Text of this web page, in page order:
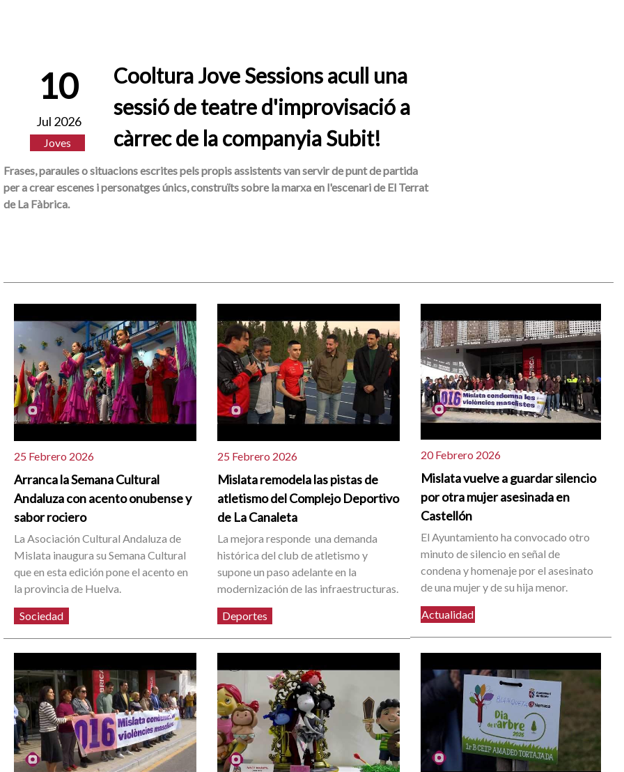
10
Jul 2026
Joves
Cooltura Jove Sessions acull una
sessió de teatre d'improvisació a
càrrec de la companyia Subit!
Frases, paraules o situacions escrites pels propis assistents van servir de punt de partida
per a crear escenes i personatges únics, construïts sobre la marxa en l'escenari de El Terrat
de La Fàbrica.
25 Febrero 2026
Arranca la Semana Cultural
Andaluza con acento onubense y
sabor rociero
La Asociación Cultural Andaluza de
Mislata inaugura su Semana Cultural
que en esta edición pone el acento en
la provincia de Huelva.
Sociedad
25 Febrero 2026
Mislata remodela las pistas de
atletismo del Complejo Deportivo
de La Canaleta
La mejora responde una demanda
histórica del club de atletismo y
supone un paso adelante en la
modernización de las infraestructuras.
Deportes
20 Febrero 2026
Mislata vuelve a guardar silencio
por otra mujer asesinada en
Castellón
El Ayuntamiento ha convocado otro
minuto de silencio en señal de
condena y homenaje por el asesinato
de una mujer y de su hija menor.
Actualidad